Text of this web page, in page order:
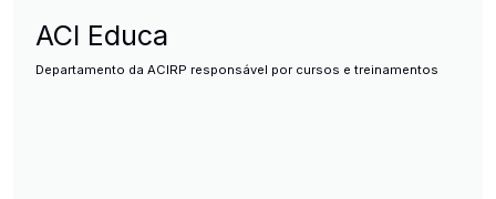
ACI Educa
Departamento da ACIRP responsável por cursos e treinamentos